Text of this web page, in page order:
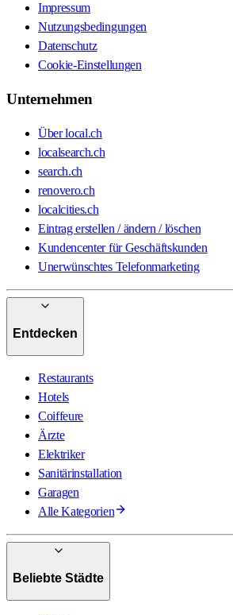
Impressum
Nutzungsbedingungen
Datenschutz
Cookie-Einstellungen
Unternehmen
Über local.ch
localsearch.ch
search.ch
renovero.ch
localcities.ch
Eintrag erstellen / ändern / löschen
Kundencenter für Geschäftskunden
Unerwünschtes Telefonmarketing
Entdecken
Restaurants
Hotels
Coiffeure
Ärzte
Elektriker
Sanitärinstallation
Garagen
Alle Kategorien
Beliebte Städte